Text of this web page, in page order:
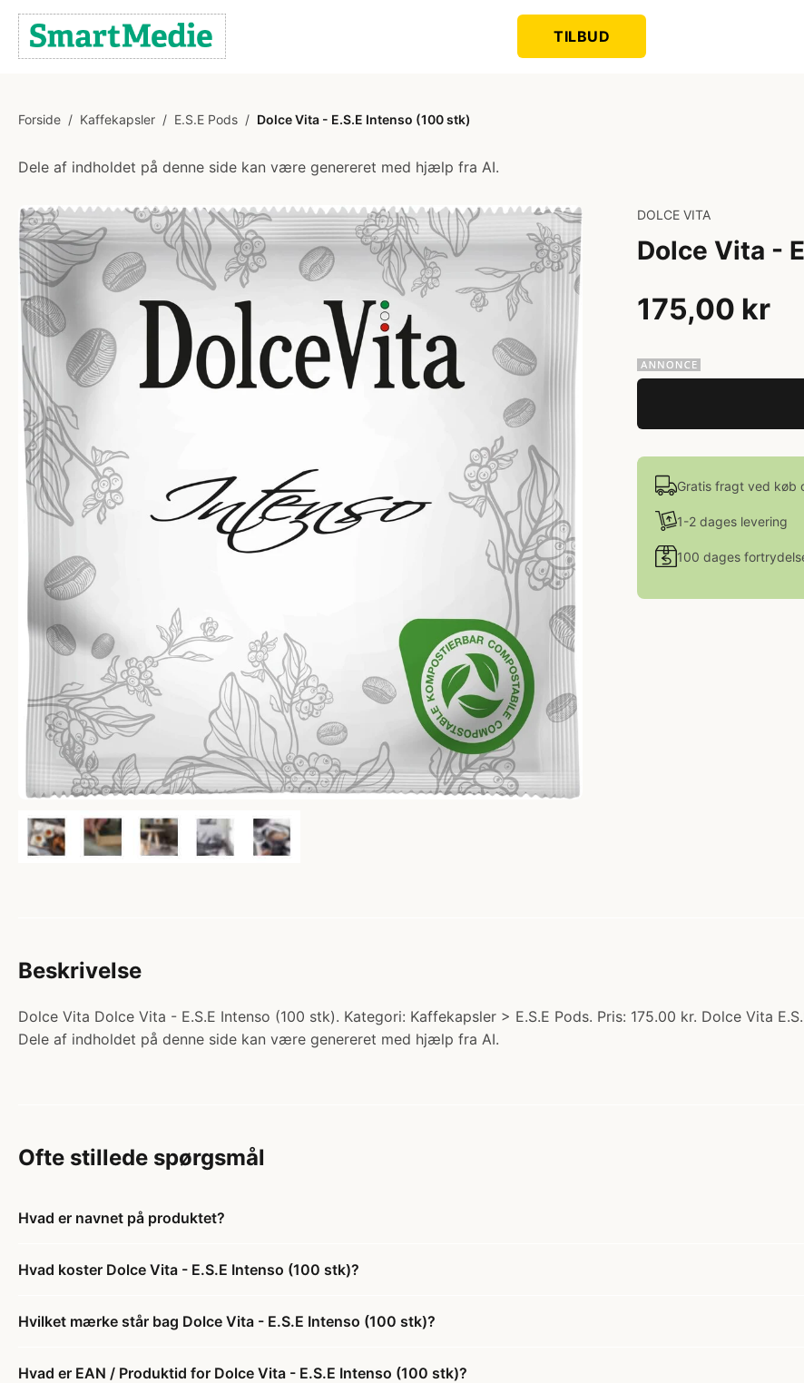
TILBUD
Forside / Kaffekapsler / E.S.E Pods / Dolce Vita - E.S.E Intenso (100 stk)
Dele af indholdet på denne side kan være genereret med hjælp fra AI.
DOLCE VITA
Dolce Vita -
175,00 kr
Gratis fragt ved køb
1-2 dages levering
100 dages
Beskrivelse
Dolce Vita Dolce Vita - E.S.E Intenso (100 stk). Kategori: Kaffekapsler > E.S.E Pods. Pris: 175.00 kr. Dolce Vita
Dele af indholdet på denne side kan være genereret med hjælp fra AI.
Ofte stillede spørgsmål
Hvad er navnet på produktet?
Hvad koster Dolce Vita - E.S.E Intenso (100 stk)?
Hvilket mærke står bag Dolce Vita - E.S.E Intenso (100 stk)?
Hvad er EAN / Produktid for Dolce Vita - E.S.E Intenso (100 stk)?